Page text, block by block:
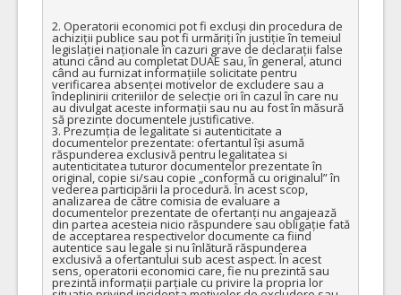
2. Operatorii economici pot fi excluși din procedura de
achiziții publice sau pot fi urmăriți în justiție în temeiul
legislației naționale în cazuri grave de declarații false
atunci când au completat DUAE sau, în general, atunci
când au furnizat informațiile solicitate pentru
verificarea absenței motivelor de excludere sau a
îndeplinirii criteriilor de selecție ori în cazul în care nu
au divulgat aceste informații sau nu au fost în măsură
să prezinte documentele justificative.
3. Prezumția de legalitate si autenticitate a
documentelor prezentate: ofertantul își asumă
răspunderea exclusivă pentru legalitatea si
autenticitatea tuturor documentelor prezentate în
original, copie si/sau copie „conformă cu originalul” în
vederea participării la procedură. În acest scop,
analizarea de către comisia de evaluare a
documentelor prezentate de ofertanți nu angajează
din partea acesteia nicio răspundere sau obligație fată
de acceptarea respectivelor documente ca fiind
autentice sau legale și nu înlătură răspunderea
exclusivă a ofertantului sub acest aspect. În acest
sens, operatorii economici care, fie nu prezintă sau
prezintă informații parțiale cu privire la propria lor